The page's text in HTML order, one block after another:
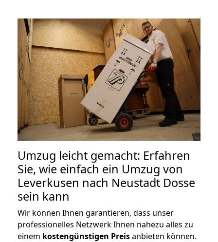
Umzug leicht gemacht: Erfahren
Sie, wie einfach ein Umzug von
Leverkusen nach Neustadt Dosse
sein kann
Wir können Ihnen garantieren, dass unser
professionelles Netzwerk Ihnen nahezu alles zu
einem kostengünstigen Preisanbieten können.